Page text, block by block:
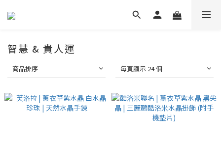
智慧 & 貴人運
商品排序 每頁顯示 24 個